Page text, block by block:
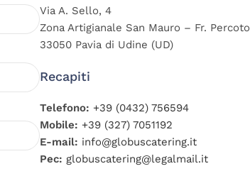
Via A. Sello, 4
Zona Artigianale San Mauro – Fr. Percoto
33050 Pavia di Udine (UD)
Recapiti
Telefono: +39 (0432) 756594
Mobile: +39 (327) 7051192
E-mail: info@globuscatering.it
Pec: globuscatering@legalmail.it